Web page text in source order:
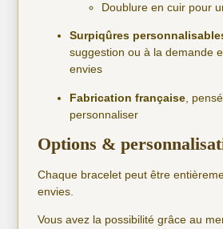
Doublure en cuir pour
Surpiqûres
suggestion ou à la demande
envies
Fabrication française ,
personnaliser
Options &
Chaque bracelet peut être
envies.
Vous avez la possibilité grâce au